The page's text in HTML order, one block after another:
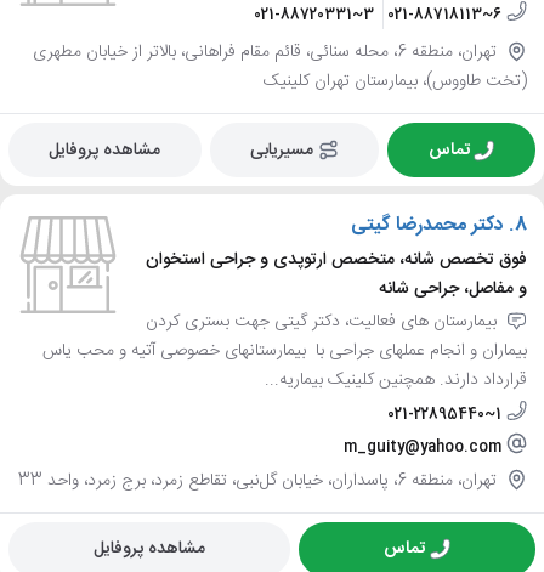
021-88718113~6
021-88720331~3
تهران، منطقه 6، محله سنائی، قائم مقام فراهانی، بالاتر از خیابان مطهری
(تخت طاووس)، بیمارستان تهران کلینیک
تماس مسیریابی مشاهده پروفایل
8. دکتر محمدرضا گیتی
فوق تخصص شانه، متخصص ارتوپدی و جراحی استخوان
و مفاصل، جراحی شانه
بیمارستان های فعالیت، دکتر گیتی جهت بستری کردن
بیماران و انجام عملهای جراحی با بیمارستانهای خصوصی آتیه و محب یاس
قرارداد دارند. همچنین کلینیک بیماریه...
021-22895440~1
m_guity@yahoo.com
تهران، منطقه 6، پاسداران، خیابان گل‌نبی، تقاطع زمرد، برج زمرد، واحد 33
تماس مشاهده پروفایل